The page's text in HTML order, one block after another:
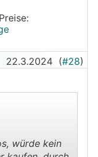
22.3.2024 (#28)
würde kein